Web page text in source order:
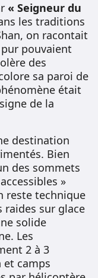
« Seigneur du
les traditions
on racontait
pouvaient
des
sa paroi de
était
de la
destination
Bien
des sommets
»
reste technique
raides sur glace
solide
Les
2 à 3
et camps